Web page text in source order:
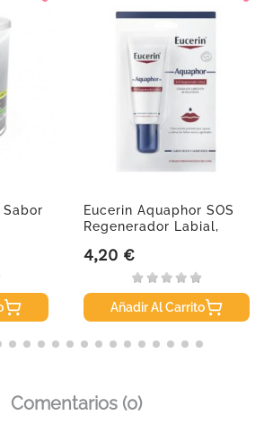
Eucerin Aquaphor SOS
Regenerador Labial,
Precio
4,20 €
Añadir Al Carrito
Comentarios (0)